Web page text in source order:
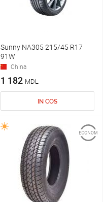
Sunny NA305 215/45 R17
91W
China
1 182 MDL
IN COS